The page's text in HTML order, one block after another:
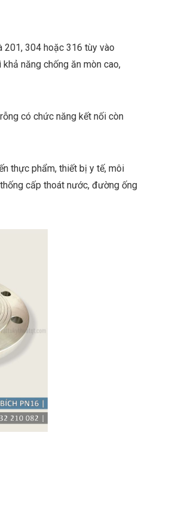
201, 304 hoặc 316 tùy vào
năng chống ăn mòn cao,
có chức năng kết nối còn
thực phẩm, thiết bị y tế, môi
cấp thoát nước, đường ống